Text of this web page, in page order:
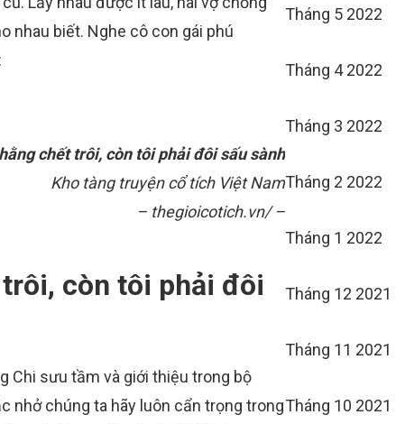
nhau biết. Nghe cô con gái phú
chết trôi, còn tôi phải đôi sấu sành
Kho tàng truyện cổ tích Việt Nam
– thegioicotich.vn/ –
còn tôi phải đôi
Chi sưu tầm và giới thiệu trong bộ
nhở chúng ta hãy luôn cẩn trọng trong
Tháng 5 2022
Tháng 4 2022
Tháng 3 2022
Tháng 2 2022
Tháng 1 2022
Tháng 12 2021
Tháng 11 2021
Tháng 10 2021